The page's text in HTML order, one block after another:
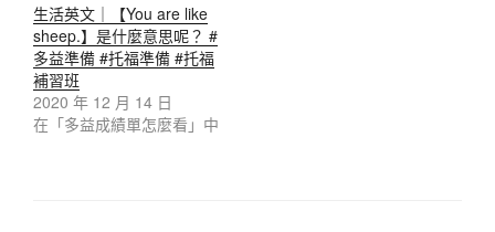
生活英文｜【You are like
sheep.】是什麼意思呢？ #
多益準備 #托福準備 #托福
補習班
2020 年 12 月 14 日
在「多益成績單怎麼看」中